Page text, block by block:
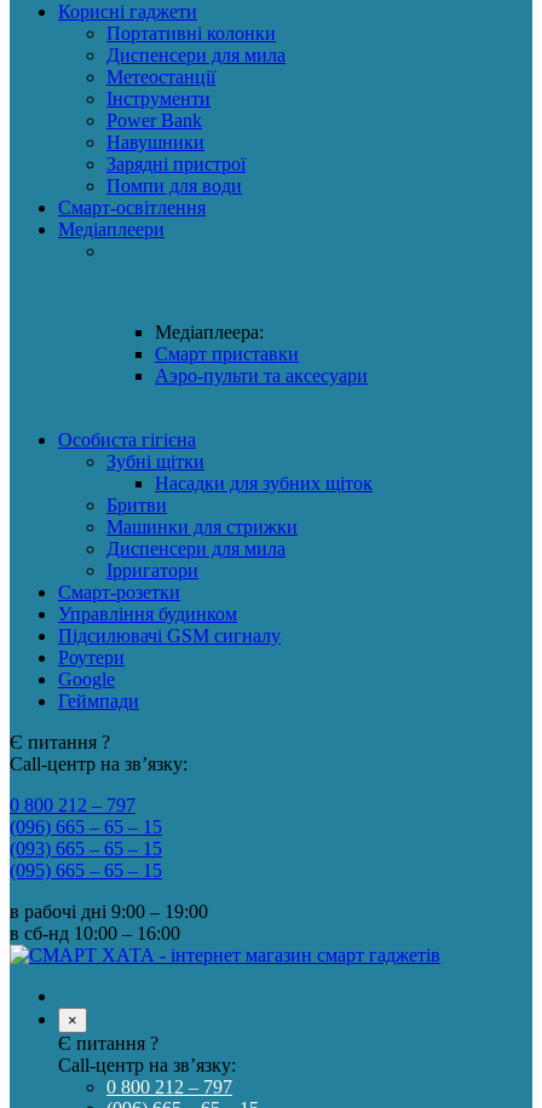
Корисні гаджети
Портативні колонки
Диспенсери для мила
Метеостанції
Інструменти
Power Bank
Навушники
Зарядні пристрої
Помпи для води
Смарт-освітлення
Медіаплеери
Медіаплеера:
Смарт приставки
Аэро-пульти та аксесуари
Особиста гігієна
Зубні щітки
Насадки для зубних щіток
Бритви
Машинки для стрижки
Диспенсери для мила
Ірригатори
Смарт-розетки
Управління будинком
Підсилювачі GSM сигналу
Роутери
Google
Геймпади
Є питання ?
Call-центр на зв’язку:
0 800 212 – 797
(096) 665 – 65 – 15
(093) 665 – 65 – 15
(095) 665 – 65 – 15
в рабочі дні 9:00 – 19:00
в сб-нд 10:00 – 16:00
×
Є питання ?
Call-центр на зв’язку:
0 800 212 – 797